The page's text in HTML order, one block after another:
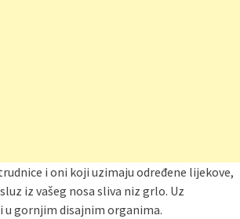
i oni koji uzimaju određene lijekove,
iz vašeg nosa sliva niz grlo. Uz
u gornjim disajnim organima.